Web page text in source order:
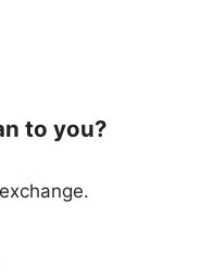
to you?